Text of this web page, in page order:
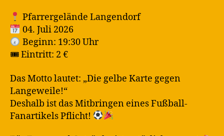
Pfarrergelände Langendorf
04. Juli 2026
Beginn: 19:30 Uhr
🎟 Eintritt: 2 €
Das Motto lautet: „Die gelbe Karte gegen
Langeweile!“
Deshalb ist das Mitbringen eines Fußball-
Fanartikels Pflicht!